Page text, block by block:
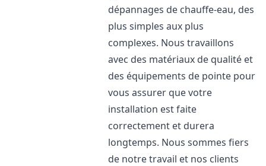
dépannages de chauffe-eau, des
plus simples aux plus
complexes. Nous travaillons
avec des matériaux de qualité et
des équipements de pointe pour
vous assurer que votre
installation est faite
correctement et durera
longtemps. Nous sommes fiers
de notre travail et nos clients